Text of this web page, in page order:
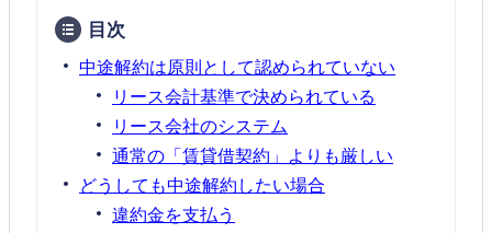
目次
中途解約は原則として認められていない
リース会計基準で決められている
リース会社のシステム
通常の「賃貸借契約」よりも厳しい
どうしても中途解約したい場合
違約金を支払う